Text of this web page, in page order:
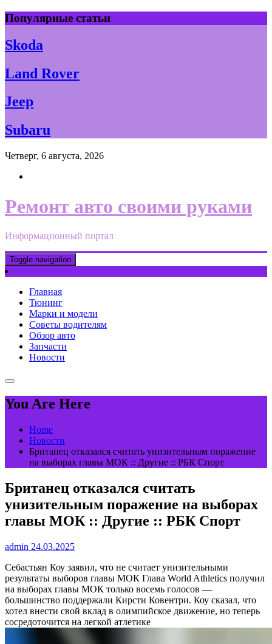
Skip
to
content
Популярные статьи
Skoda
Land Rover
Jeep
Subaru
Четверг, 6 августа, 2026
Ремонт авто своими руками
Информационный портал
Toggle navigation
Главная
Тюнинг
Марки и модели
Советы водителям
Обзор авто
Запчасти
Новости
You Are Here
Home
Новости
Британец отказался считать унизительным поражение
на выборах главы МОК :: Другие :: РБК Спорт
Британец отказался считать
унизительным поражение на выборах
главы МОК :: Другие :: РБК Спорт
admin 24.03.2025
Себастьян Коу заявил, что не считает унизительными
результаты выборов главы МОК Глава World Athletics получил
на выборах главы МОК только восемь голосов —
большинство поддержали Кирсти Ковентри. Коу сказал, что
хотел внести свой вклад в олимпийское движение, но теперь
сосредоточится на легкой атлетике